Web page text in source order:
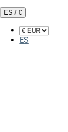
ES / €
ES